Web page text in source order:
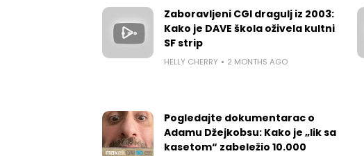
Zaboravljeni CGI dragulj iz 2003:
Kako je DAVE škola oživela kultni
SF strip
HELLY CHERRY 2 MONTHS AGO
Pogledajte dokumentarac o
Adamu Džejkobsu: Kako je „lik sa
kasetom“ zabeležio 10.000